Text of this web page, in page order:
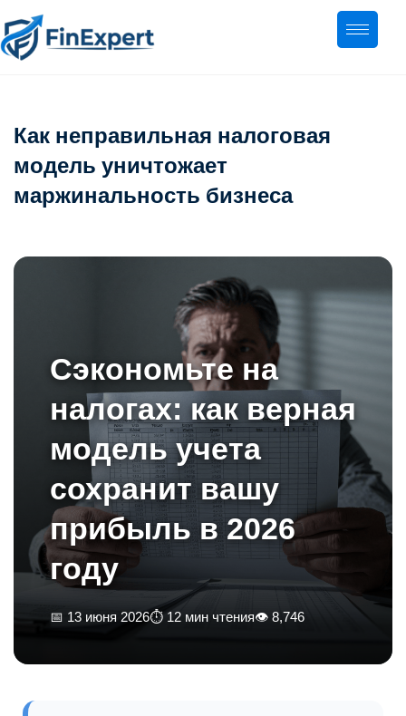
Как неправильная налоговая
модель уничтожает
маржинальность бизнеса
Сэкономьте на
налогах: как верная
модель учета
сохранит вашу
прибыль в 2026
году
📅 13 июня 2026⏱ 12 мин чтения👁 8,746